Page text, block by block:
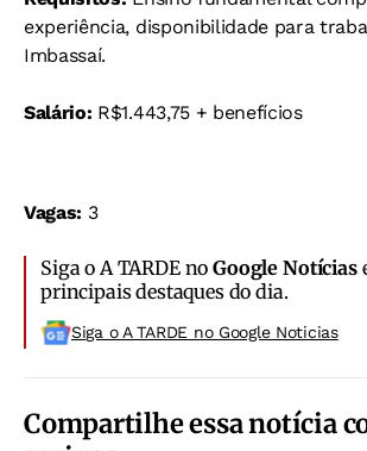
experiência, disponibilidade para
Imbassaí.
Salário: R$1.443,75 + benefícios
Vagas: 3
Siga o A TARDE noGoogle Notícias
principais destaques do dia.
Siga o A TARDE no Google Noticias
Compartilhe essa notícia